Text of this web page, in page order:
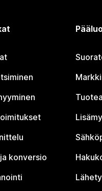
konversio